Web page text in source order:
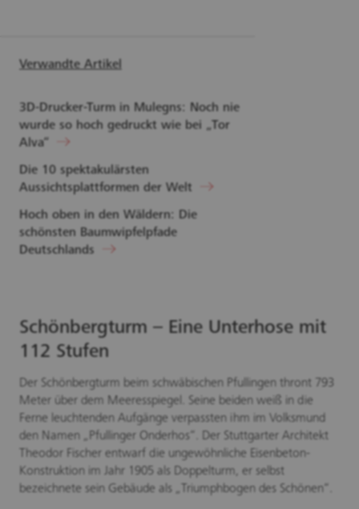
Verwandte Artikel
3D-Drucker-Turm in Mulegns: Noch nie
wurde so hoch gedruckt wie bei „Tor
Alva“
Die 10 spektakulärsten
Aussichtsplattformen der Welt
Hoch oben in den Wäldern: Die
schönsten Baumwipfelpfade
Deutschlands
Schönbergturm – Eine Unterhose mit
112 Stufen
Der Schönbergturm beim schwäbischen Pfullingen thront 793
Meter über dem Meeresspiegel. Seine beiden weiß in die
Ferne leuchtenden Aufgänge verpassten ihm im Volksmund
den Namen „Pfullinger Onderhos“. Der Stuttgarter Architekt
Theodor Fischer entwarf die ungewöhnliche Eisenbeton-
Konstruktion im Jahr 1905 als Doppelturm, er selbst
bezeichnete sein Gebäude als „Triumphbogen des Schönen“.